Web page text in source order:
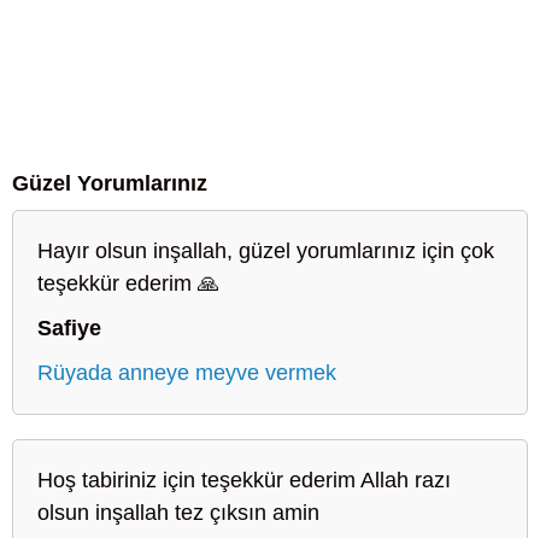
Güzel Yorumlarınız
Hayır olsun inşallah, güzel yorumlarınız için çok
teşekkür ederim 🙏
Safiye
Rüyada anneye meyve vermek
Hoş tabiriniz için teşekkür ederim Allah razı
olsun inşallah tez çıksın amin